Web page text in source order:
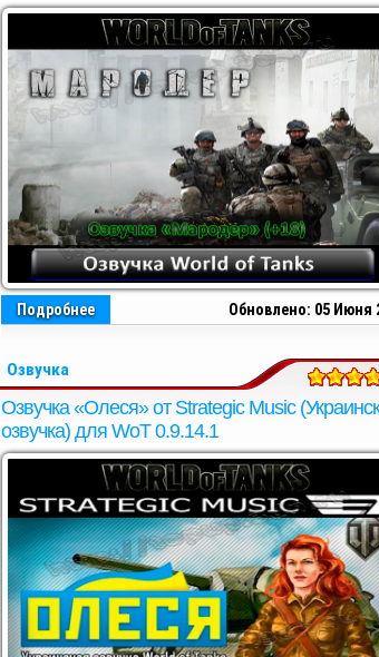
Обновлено: 05 Июня
Подробнее
Озвучка
Озвучка «Олеся» от Strategic Music
озвучка) для WoT 0.9.14.1